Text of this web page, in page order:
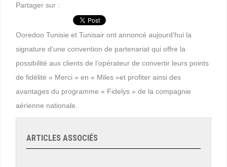
Partager sur :
Ooredoo Tunisie et Tunisair ont annoncé aujourd’hui la
signature d’une convention de partenariat qui offre la
possibilité aux clients de l’opérateur de convertir leurs points
de fidélité « Merci » en « Miles »et profiter ainsi des
avantages du programme « Fidelys » de la compagnie
aérienne nationale.
ARTICLES ASSOCIÉS